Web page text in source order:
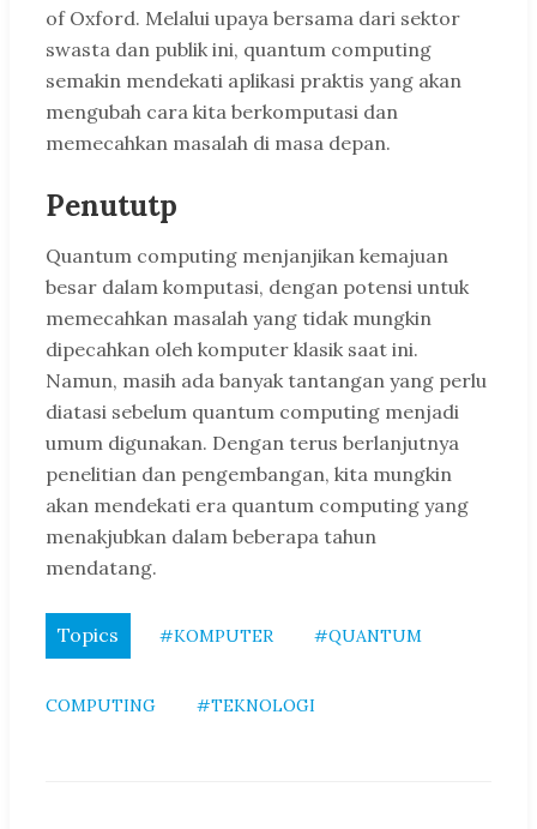
of Oxford. Melalui upaya bersama dari sektor
swasta dan publik ini, quantum computing
semakin mendekati aplikasi praktis yang akan
mengubah cara kita berkomputasi dan
memecahkan masalah di masa depan.
Penututp
Quantum computing menjanjikan kemajuan
besar dalam komputasi, dengan potensi untuk
memecahkan masalah yang tidak mungkin
dipecahkan oleh komputer klasik saat ini.
Namun, masih ada banyak tantangan yang perlu
diatasi sebelum quantum computing menjadi
umum digunakan. Dengan terus berlanjutnya
penelitian dan pengembangan, kita mungkin
akan mendekati era quantum computing yang
menakjubkan dalam beberapa tahun
mendatang.
Topics #KOMPUTER #QUANTUM
COMPUTING #TEKNOLOGI